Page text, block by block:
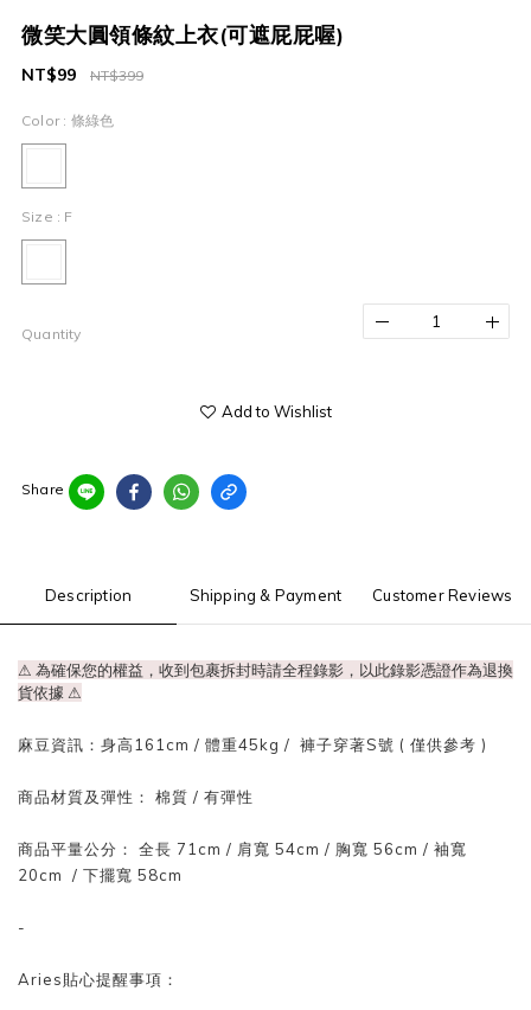
微笑大圓領條紋上衣(可遮屁屁喔)
NT$399
NT$99
Color : 條綠色
Size : F
Quantity
Add to Wishlist
Share
Description Shipping & Payment Customer Reviews
⚠ 為確保您的權益，收到包裹拆封時請全程錄影，以此錄影憑證作為退換
貨依據 ⚠
麻豆資訊：身高161cm / 體重45kg / 褲子穿著S號 ( 僅供參考 )
商品材質及彈性： 棉質 / 有彈性
商品平量公分： 全長 71cm / 肩寬 54cm / 胸寬 56cm / 袖寬
20cm / 下擺寬 58cm
-
Aries貼心提醒事項：